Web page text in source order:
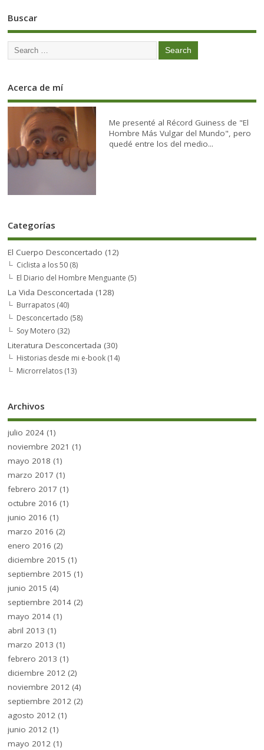
Buscar
Acerca de mí
Me presenté al Récord Guiness de "El
Hombre Más Vulgar del Mundo", pero
quedé entre los del medio...
Categorías
El Cuerpo Desconcertado (12)
Ciclista a los 50 (8)
El Diario del Hombre Menguante (5)
La Vida Desconcertada (128)
Burrapatos (40)
Desconcertado (58)
Soy Motero (32)
Literatura Desconcertada (30)
Historias desde mi e-book (14)
Microrrelatos (13)
Archivos
julio 2024 (1)
noviembre 2021 (1)
mayo 2018 (1)
marzo 2017 (1)
febrero 2017 (1)
octubre 2016 (1)
junio 2016 (1)
marzo 2016 (2)
enero 2016 (2)
diciembre 2015 (1)
septiembre 2015 (1)
junio 2015 (4)
septiembre 2014 (2)
mayo 2014 (1)
abril 2013 (1)
marzo 2013 (1)
febrero 2013 (1)
diciembre 2012 (2)
noviembre 2012 (4)
septiembre 2012 (2)
agosto 2012 (1)
junio 2012 (1)
mayo 2012 (1)